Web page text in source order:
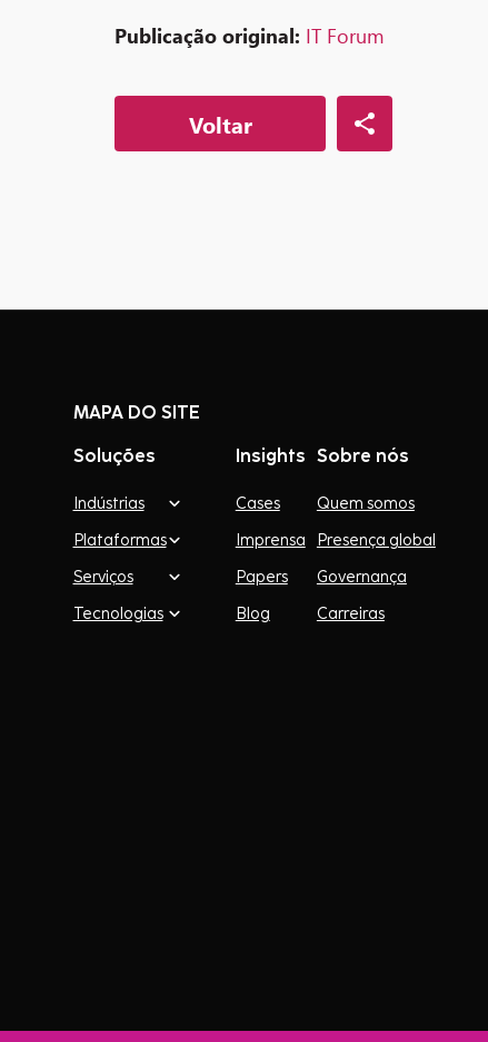
Publicação original: IT Forum
Voltar
MAPA DO SITE
Soluções
Indústrias
Plataformas
Serviços
Tecnologias
Insights
Cases
Imprensa
Papers
Blog
Sobre nós
Quem somos
Presença global
Governança
Carreiras